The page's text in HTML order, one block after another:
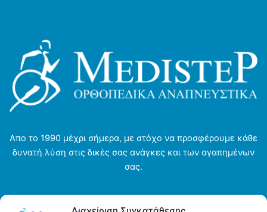
Απο το 1990 μέχρι σήμερα, με στόχο να προσφέρουμε κάθε
δυνατή λύση στις δικές σας ανάγκες και των αγαπημένων
σας.